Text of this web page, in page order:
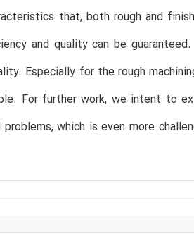
that, both rough and
and quality can be
Especially for the rough
For further work, we intent to
which is even more